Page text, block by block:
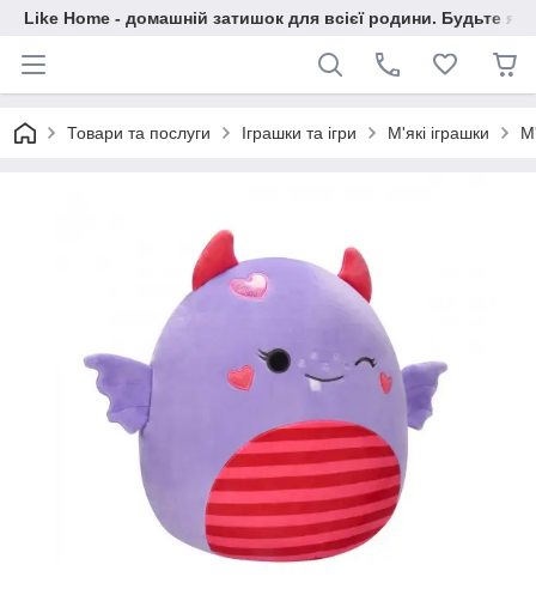
Like Home - домашній затишок для всієї родини. Будьте як
Товари та послуги Іграшки та ігри М'які іграшки